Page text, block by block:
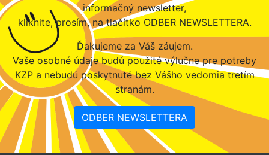
informačný newsletter,
kliknite, prosím, na tlačítko ODBER NEWSLETTERA.
Ďakujeme za Váš záujem.
Vaše osobné údaje budú použité výlučne pre potreby
KZP a nebudú poskytnuté bez Vášho vedomia tretím
stranám.
ODBER NEWSLETTERA